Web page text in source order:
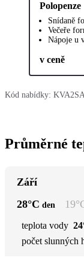
Polopenze
Snídaně
Večeře
Nápoje u
v ceně
Kód nabídky:
Průměrné
Září
28°C den 19
teplota vody
počet slunných